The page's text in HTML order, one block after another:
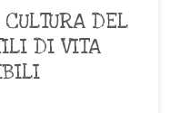
DEL
DI VITA